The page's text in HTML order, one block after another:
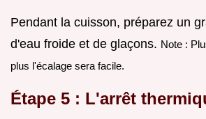
Pendant la cuisson, préparez un
d'eau froide et de glaçons. Note :
plus l'écalage sera facile.
Étape 5 : L'arrêt